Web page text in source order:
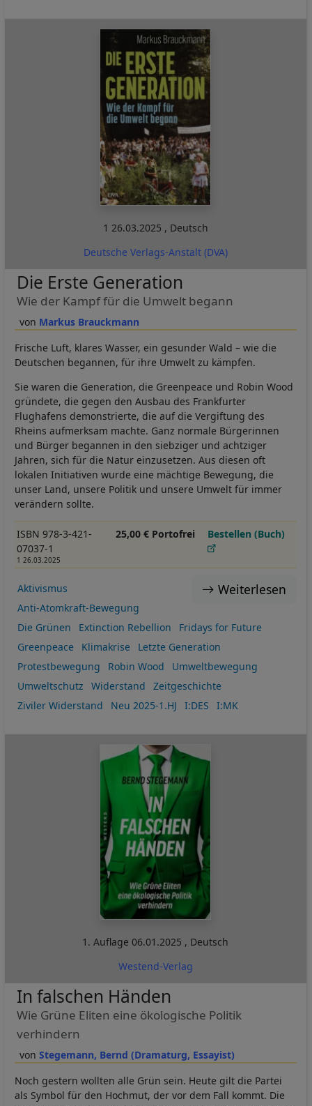
1 26.03.2025 , Deutsch
Deutsche Verlags-Anstalt (DVA)
Markus Brauckmann
Die Erste Generation
Wie der Kampf für die Umwelt begann
Frische Luft, klares Wasser, ein gesunder Wald – wie die
Deutschen begannen, für ihre Umwelt zu kämpfen.
Sie waren die Generation, die Greenpeace und Robin Wood
gründete, die gegen den Ausbau des Frankfurter
Flughafens demonstrierte, die auf die Vergiftung des
Rheins aufmerksam machte. Ganz normale Bürgerinnen
und Bürger begannen in den siebziger und achtziger
Jahren, sich für die Natur einzusetzen. Aus diesen oft
lokalen Initiativen wurde eine mächtige Bewegung, die
unser Land, unsere Politik und unsere Umwelt für immer
verändern sollte.
ISBN 978-3-421-
07037-1
1 26.03.2025
25,00 € Portofrei Bestellen (Buch)
Weiterlesen
Aktivismus
Anti-Atomkraft-Bewegung
Die Grünen
Extinction Rebellion
Fridays for Future
Greenpeace
Klimakrise
Letzte Generation
Protestbewegung
Robin Wood
Umweltbewegung
Umweltschutz
Widerstand
Zeitgeschichte
Ziviler Widerstand
Neu 2025-1.HJ I:DES I:MK
1. Auflage06.01.2025 , Deutsch
Westend-Verlag
Stegemann, Bernd (Dramaturg, Essayist)
In falschen Händen
Wie Grüne Eliten eine ökologische Politik
verhindern
Noch gestern wollten alle Grün sein. Heute gilt die Partei
als Symbol für den Hochmut, der vor dem Fall kommt. Die